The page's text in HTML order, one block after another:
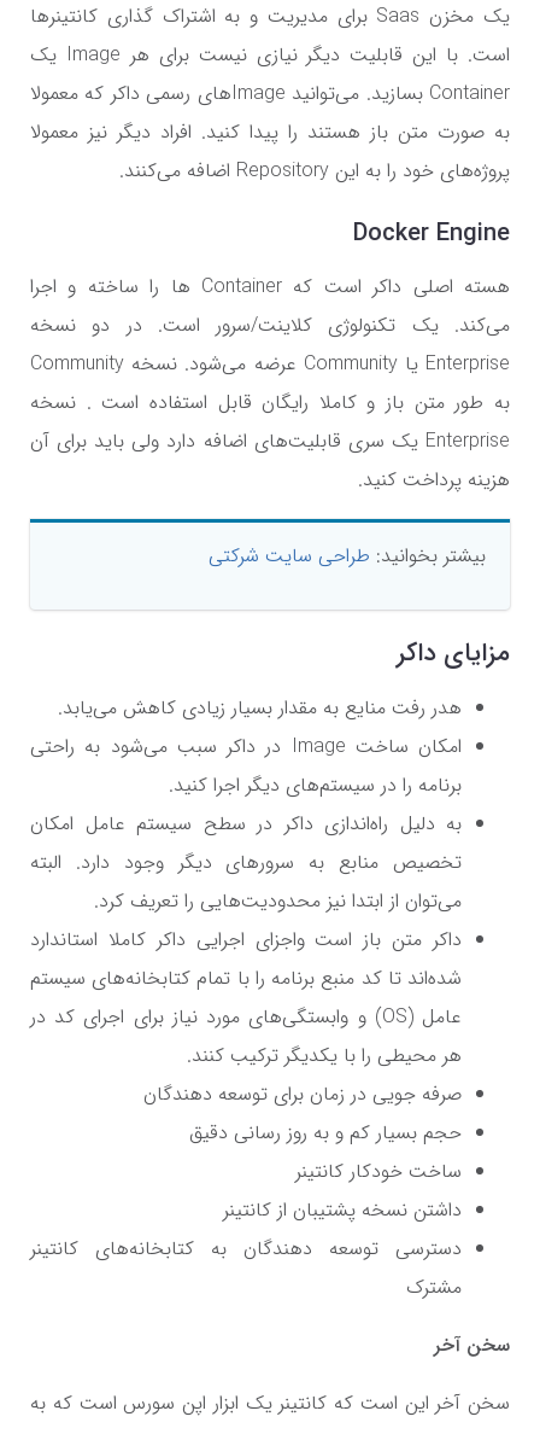
یک مخزن Saas برای مدیریت و به اشتراک گذاری کانتینرها
است. با این قابلیت دیگر نیازی نیست برای هر Image یک
Container بسازید. می‌توانید Imageهای رسمی داکر که معمولا
به صورت متن باز هستند را پیدا کنید. افراد دیگر نیز معمولا
پروژه‌های خود را به این Repository اضافه می‌کنند.
Docker Engine
هسته اصلی داکر است که Container ها را ساخته و اجرا
می‌کند. یک تکنولوژی کلاینت/سرور است. در دو نسخه
Enterprise یا Community عرضه می‌شود. نسخه Community
به طور متن باز و کاملا رایگان قابل استفاده است . نسخه
Enterprise یک سری قابلیت‌های اضافه دارد ولی باید برای آن
هزینه پرداخت کنید.
بیشتر بخوانید: طراحی سایت شرکتی
مزایای داکر
هدر رفت منایع به مقدار بسیار زیادی کاهش می‌یابد.
امکان ساخت Image در داکر سبب می‌شود به راحتی
برنامه را در سیستم‌های دیگر اجرا کنید.
به دلیل راه‌اندازی داکر در سطح سیستم عامل امکان
تخصیص منابع به سرورهای دیگر وجود دارد. البته
می‌توان از ابتدا نیز محدودیت‌هایی را تعریف کرد.
داکر متن باز است واجزای اجرایی داکر کاملا استاندارد
شده‌اند تا كد منبع برنامه را با تمام كتابخانه‌های سیستم
عامل (OS) و وابستگی‌های مورد نیاز برای اجرای كد در
هر محیطی را با یکدیگر تركیب كنند.
صرفه جویی در زمان برای توسعه دهندگان
حجم بسیار کم و به روز رسانی دقیق
ساخت خودکار کانتینر
داشتن نسخه پشتیبان از کانتینر
دسترسی توسعه دهندگان به کتابخانه‌های کانتینر
مشترک
سخن آخر
سخن آخر این است که کانتینر یک ابزار اپن سورس است که به